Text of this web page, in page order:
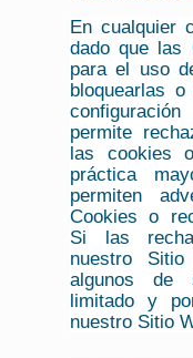
En cualquier
dado que las
para el uso
bloquearlas
permite
las cookies
práctica
permiten
Cookies o
Si las
nuestro
algunos de
limitado y
nuestro Sitio